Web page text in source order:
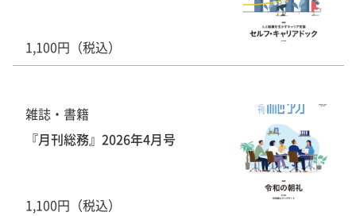
1,100円（税込）
雑誌・書籍
『月刊総務』2026年4月号
1,100円（税込）